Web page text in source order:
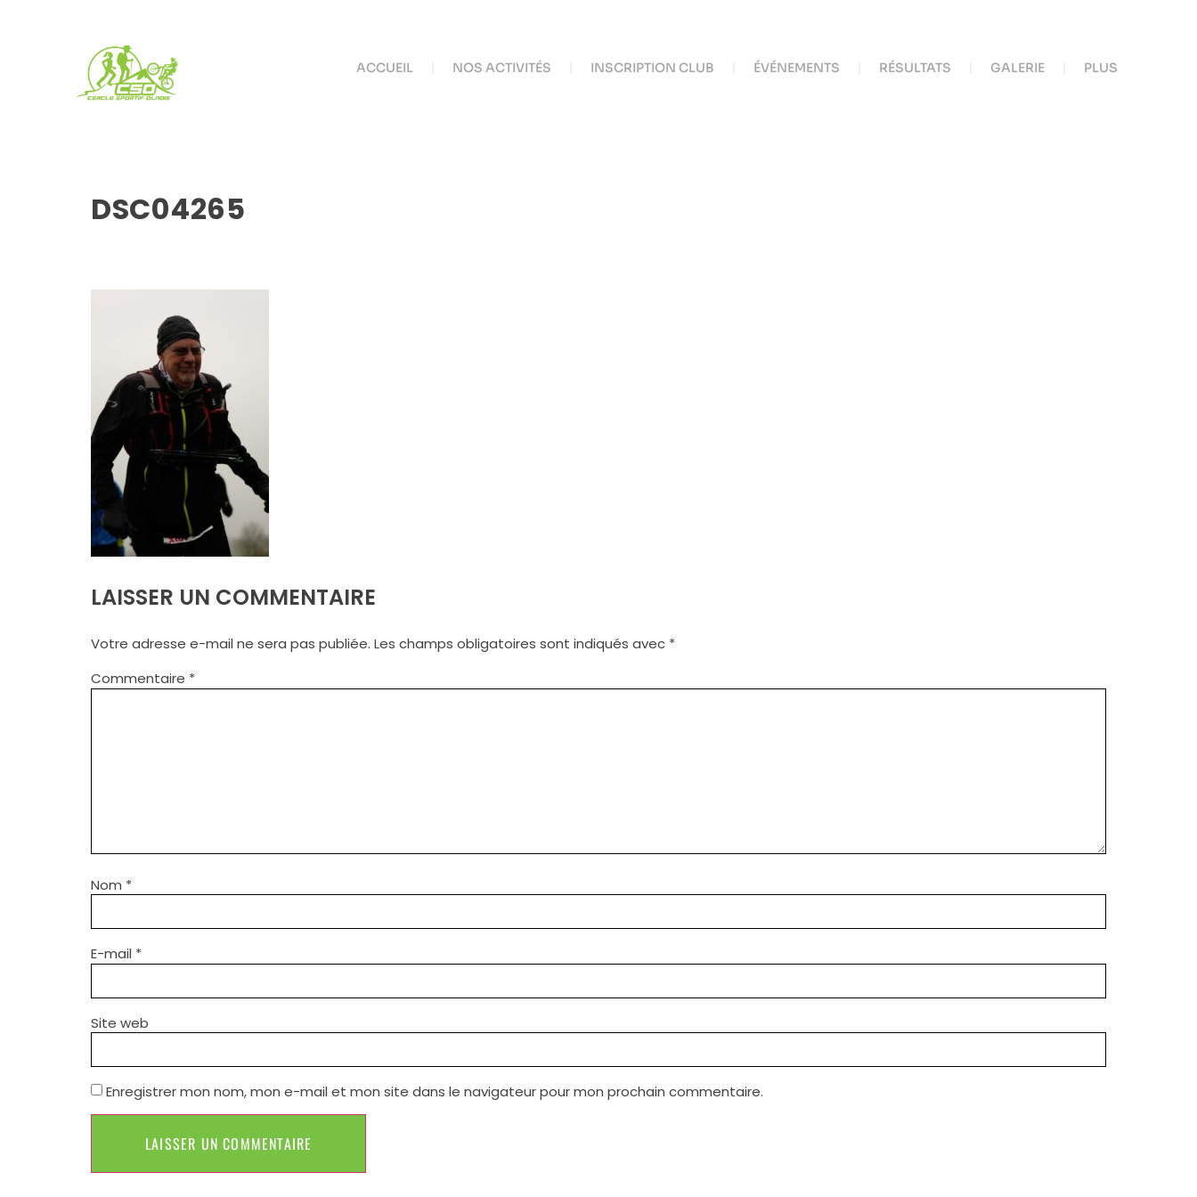
ACCUEIL NOS ACTIVITÉS INSCRIPTION CLUB ÉVÉNEMENTS RÉSULTATS GALERIE PLUS
DSC04265
LAISSER UN COMMENTAIRE
Votre adresse e-mail ne sera pas publiée. Les champs obligatoires sont indiqués avec *
Commentaire *
Nom *
E-mail *
Site web
Enregistrer mon nom, mon e-mail et mon site dans le navigateur pour mon prochain commentaire.